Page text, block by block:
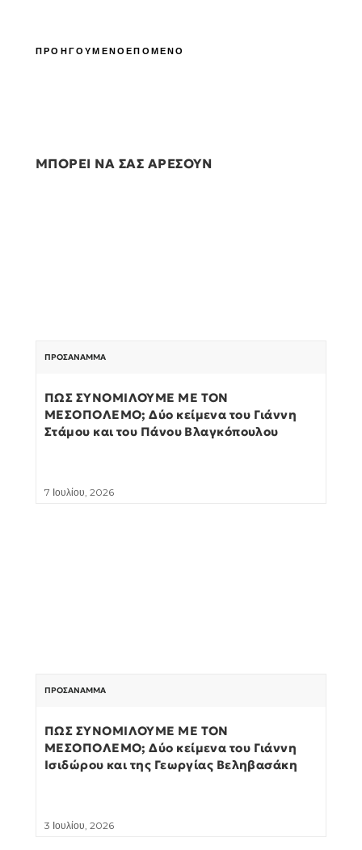
ΠΡΟΗΓΟΥΜΕΝΟΕΠΟΜΕΝΟ
ΜΠΟΡΕΙ ΝΑ ΣΑΣ ΑΡΕΣΟΥΝ
ΠΡΟΣΆΝΑΜΜΑ
ΠΩΣ ΣΥΝΟΜΙΛΟΥΜΕ ΜΕ ΤΟΝ
ΜΕΣΟΠΟΛΕΜΟ; Δύο κείμενα του Γιάννη
Στάμου και του Πάνου Βλαγκόπουλου
7 Ιουλίου, 2026
ΠΡΟΣΆΝΑΜΜΑ
ΠΩΣ ΣΥΝΟΜΙΛΟΥΜΕ ΜΕ ΤΟΝ
ΜΕΣΟΠΟΛΕΜΟ; Δύο κείμενα του Γιάννη
Ισιδώρου και της Γεωργίας Βεληβασάκη
3 Ιουλίου, 2026